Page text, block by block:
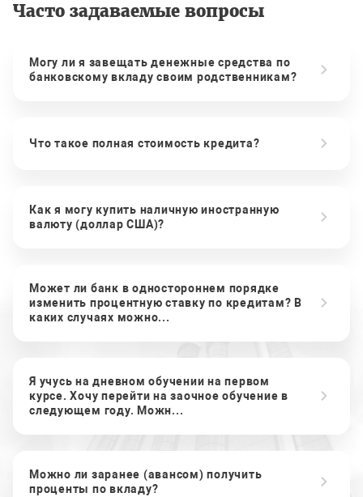
Часто задаваемые вопросы
Могу ли я завещать денежные средства по
банковскому вкладу своим родственникам?
Что такое полная стоимость кредита?
Как я могу купить наличную иностранную
валюту (доллар США)?
Может ли банк в одностороннем порядке
изменить процентную ставку по кредитам? В
каких случаях можно...
Я учусь на дневном обучении на первом
курсе. Хочу перейти на заочное обучение в
следующем году. Можн...
Можно ли заранее (авансом) получить
проценты по вкладу?